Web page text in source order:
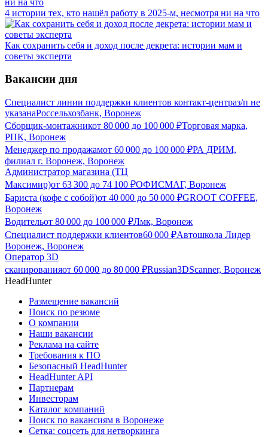
4 истории тех, кто нашёл работу в 2025-м, несмотря ни на что
Как сохранить себя и доход после декрета: истории мам и
советы эксперта
Вакансии дня
Специалист линии поддержки клиентов контакт-центраз/п не
указанаРоссельхозбанк, Воронеж
Сборщик-монтажникот 80 000 до 100 000 ₽Торговая марка,
РПК, Воронеж
Менеджер по продажамот 60 000 до 100 000 ₽РА ДРИМ,
филиал г. Воронеж, Воронеж
Администратор магазина (ТЦ
Максимир)от 63 300 до 74 100 ₽ОФИСМАГ, Воронеж
Бариста (кофе с собой)от 40 000 до 50 000 ₽GROOT COFFEE,
Воронеж
Водительот 80 000 до 100 000 ₽Лмк, Воронеж
Специалист поддержки клиентов60 000 ₽Автошкола Лидер
Воронеж, Воронеж
Оператор 3D
сканированияот 60 000 до 80 000 ₽Russian3DScanner, Воронеж
HeadHunter
Размещение вакансий
Поиск по резюме
О компании
Наши вакансии
Реклама на сайте
Требования к ПО
Безопасный HeadHunter
HeadHunter API
Партнерам
Инвесторам
Каталог компаний
Поиск по вакансиям в Воронеже
Сетка: соцсеть для нетворкинга